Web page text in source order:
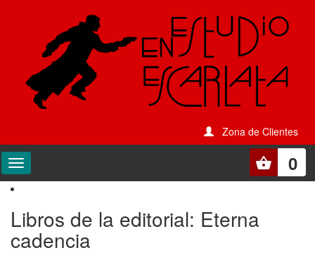
Zona de Clientes
0
Libros de la editorial: Eterna
cadencia